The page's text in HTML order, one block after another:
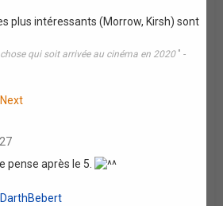
plus intéressants (Morrow, Kirsh) sont
qui soit arrivée au cinéma en 2020 " -
Next
pense après le 5.
DarthBebert